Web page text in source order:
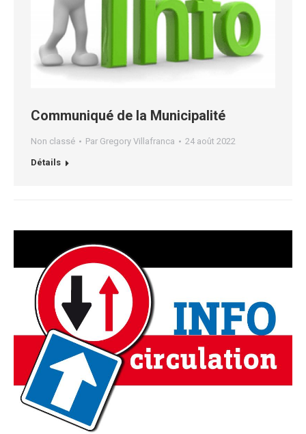
Communiqué de la Municipalité
Non classé Par Gregory Villafranca 24 août 2022
Détails